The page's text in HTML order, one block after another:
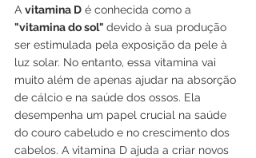
A vitamina D é conhecida como a
"vitamina do sol" devido à sua produção
ser estimulada pela exposição da pele à
luz solar. No entanto, essa vitamina vai
muito além de apenas ajudar na absorção
de cálcio e na saúde dos ossos. Ela
desempenha um papel crucial na saúde
do couro cabeludo e no crescimento dos
cabelos. A vitamina D ajuda a criar novos